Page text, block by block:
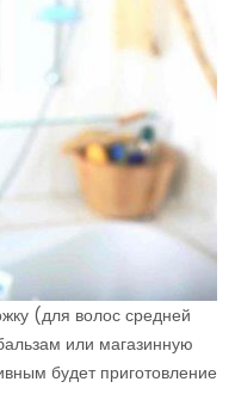
(для волос средней
или магазинную
будет приготовление